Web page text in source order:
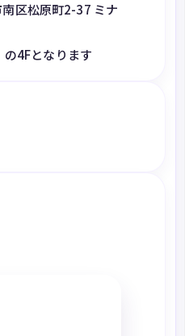
区松原町2-37 ミナ
4Fとなります